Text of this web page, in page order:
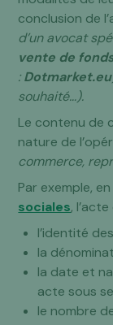
conclusion de
d’un avocat
vente de
:Dotmarket.eu
souhaité…).
Le contenu de
nature de
commerce,
Par exemple,
sociales,
l’identité
la
la date et
acte sous
le nombre